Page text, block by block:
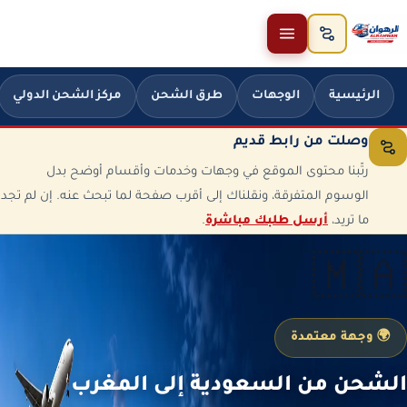
تخطَّ إلى المحتوى
الرئيسية الوجهات طرق الشحن مركز الشحن الدولي
وصلت من رابط قديم
رتّبنا محتوى الموقع في وجهات وخدمات وأقسام أوضح بدل
الوسوم المتفرقة، ونقلناك إلى أقرب صفحة لما تبحث عنه. إن لم تجد
ما تريد، أرسل طلبك مباشرة.
🇲🇦
🌍 وجهة معتمدة
الشحن من السعودية إلى المغرب